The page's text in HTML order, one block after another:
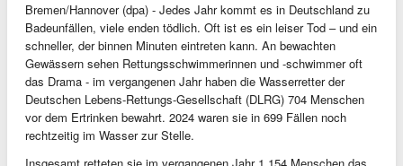
Bremen/Hannover (dpa) - Jedes Jahr kommt es in Deutschland zu
Badeunfällen, viele enden tödlich. Oft ist es ein leiser Tod – und ein
schneller, der binnen Minuten eintreten kann. An bewachten
Gewässern sehen Rettungsschwimmerinnen und -schwimmer oft
das Drama - im vergangenen Jahr haben die Wasserretter der
Deutschen Lebens-Rettungs-Gesellschaft (DLRG) 704 Menschen
vor dem Ertrinken bewahrt. 2024 waren sie in 699 Fällen noch
rechtzeitig im Wasser zur Stelle.